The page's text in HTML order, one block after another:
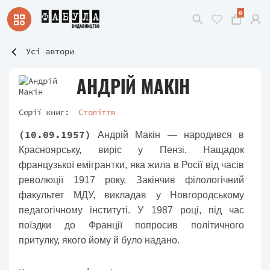
0
Усі автори
АНДРІЙ МАКІН
Серії книг: Століття
(10.09.1957)
Андрій Макін — народився в
Красноярську, виріс у Пензі. Нащадок
французької емігрантки, яка жила в Росії від часів
революції 1917 року. Закінчив філологічний
факультет МДУ, викладав у Новгородському
педагогічному інституті. У 1987 році, під час
поїздки до Франції попросив політичного
притулку, якого йому й було надано.